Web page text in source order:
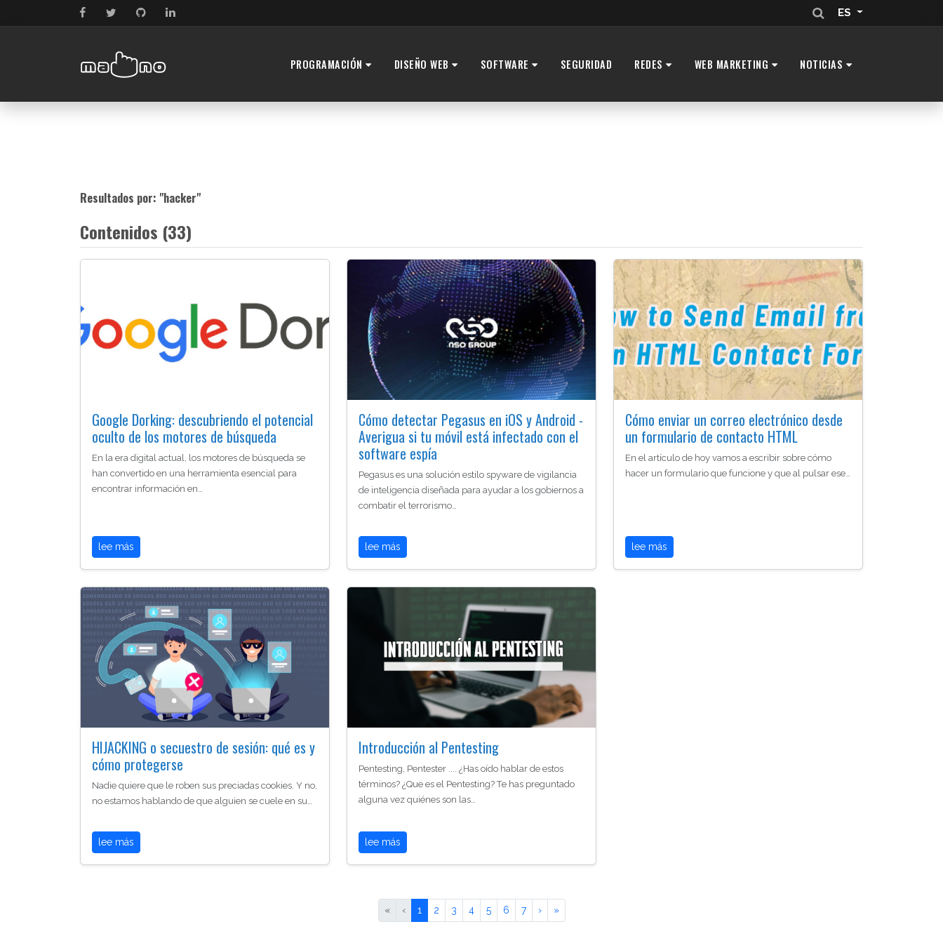
ES
PROGRAMACIÓN DISEÑO WEB SOFTWARE SEGURIDAD REDES WEB MARKETING NOTICIAS
Resultados por: "hacker"
Contenidos (33)
Google Dorking: descubriendo el potencial
oculto de los motores de búsqueda
En la era digital actual, los motores de búsqueda se
han convertido en una herramienta esencial para
encontrar información en…
lee más
Cómo detectar Pegasus en iOS y Android -
Averigua si tu móvil está infectado con el
software espía
Pegasus es una solución estilo spyware de vigilancia
de inteligencia diseñada para ayudar a los gobiernos a
combatir el terrorismo…
lee más
Cómo enviar un correo electrónico desde
un formulario de contacto HTML
En el artículo de hoy vamos a escribir sobre cómo
hacer un formulario que funcione y que al pulsar ese…
lee más
HIJACKING o secuestro de sesión: qué es y
cómo protegerse
Nadie quiere que le roben sus preciadas cookies. Y no,
no estamos hablando de que alguien se cuele en su…
lee más
Introducción al Pentesting
Pentesting, Pentester .... ¿Has oído hablar de estos
términos? ¿Que es el Pentesting? Te has preguntado
alguna vez quiénes son las…
lee más
« ‹ 1 2 3 4 5 6 7 › »